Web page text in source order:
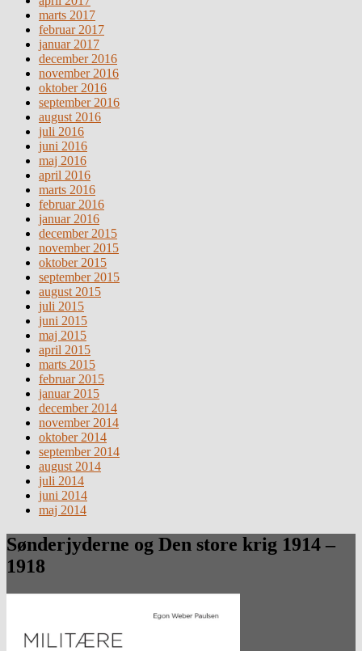
marts 2017
februar 2017
januar 2017
december 2016
november 2016
oktober 2016
september 2016
august 2016
juli 2016
juni 2016
maj 2016
april 2016
marts 2016
februar 2016
januar 2016
december 2015
november 2015
oktober 2015
september 2015
august 2015
juli 2015
juni 2015
maj 2015
april 2015
marts 2015
februar 2015
januar 2015
december 2014
november 2014
oktober 2014
september 2014
august 2014
juli 2014
juni 2014
maj 2014
Sønderjyderne og Den store krig 1914 –
1918